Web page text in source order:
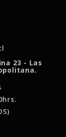
23 - Las